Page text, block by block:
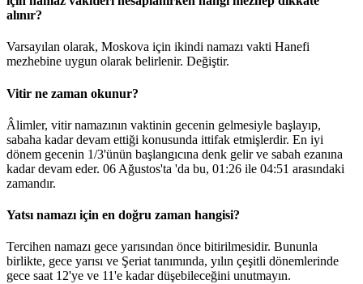
alınır?
Varsayılan olarak, Moskova için ikindi namazı vakti Hanefi
mezhebine uygun olarak belirlenir. Değiştir.
Vitir ne zaman okunur?
Âlimler, vitir namazının vaktinin gecenin gelmesiyle başlayıp,
sabaha kadar devam ettiği konusunda ittifak etmişlerdir. En iyi
dönem gecenin 1/3'ünün başlangıcına denk gelir ve sabah ezanına
kadar devam eder. 06 Ağustos'ta 'da bu, 01:26 ile 04:51 arasındaki
zamandır.
Yatsı namazı için en doğru zaman hangisi?
Tercihen namazı gece yarısından önce bitirilmesidir. Bununla
birlikte, gece yarısı ve Şeriat tanımında, yılın çeşitli dönemlerinde
gece saat 12'ye ve 11'e kadar düşebileceğini unutmayın.